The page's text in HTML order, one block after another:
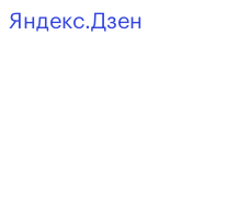
Яндекс.Дзен